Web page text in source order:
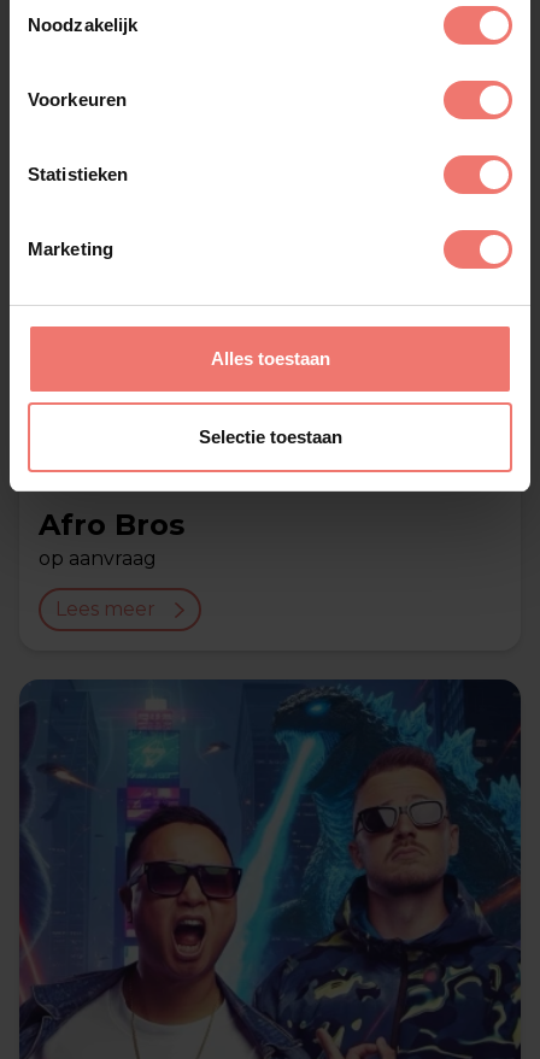
Noodzakelijk
Voorkeuren
Statistieken
Marketing
Alles toestaan
Selectie toestaan
Afro Bros
op aanvraag
Lees meer